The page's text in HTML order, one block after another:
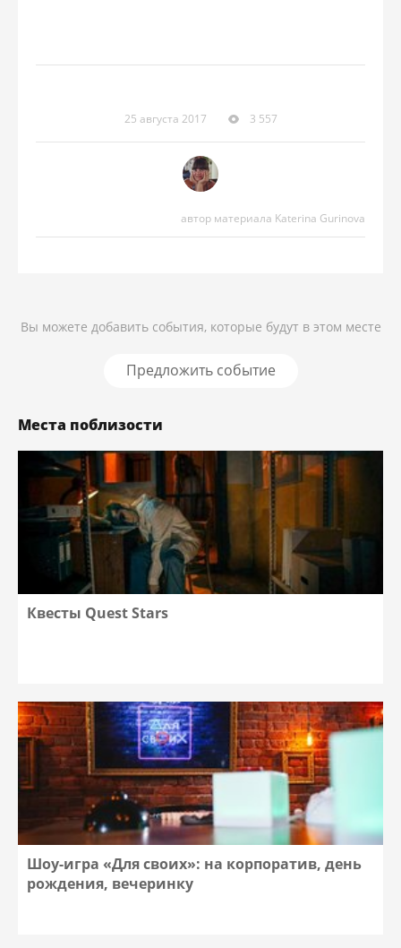
25 августа 2017 3 557
автор материала Katerina Gurinova
Вы можете добавить события, которые будут в этом месте
Предложить событие
Места поблизости
Квесты Quest Stars
Шоу-игра «Для своих»: на корпоратив, день
рождения, вечеринку